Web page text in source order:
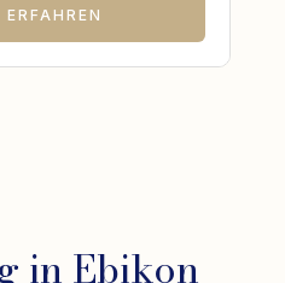
ERFAHREN
in Ebikon